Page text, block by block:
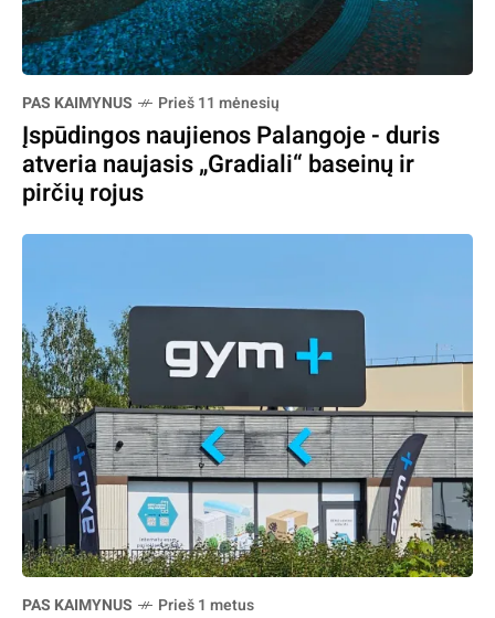
PAS KAIMYNUS Prieš 11 mėnesių
Įspūdingos naujienos Palangoje - duris
atveria naujasis „Gradiali“ baseinų ir
pirčių rojus
PAS KAIMYNUS Prieš 1 metus